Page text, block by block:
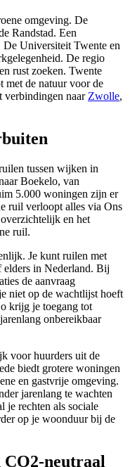
omgeving. De
Randstad. Een
De Universiteit Twente en
De regio
rust zoeken. Twente
met de natuur voor de
verbindingen naar Zwolle,
tussen wijken in
Boekelo, van
5.000 woningen zijn er
ruil verloopt alles via Ons
en het
ruil.
Je kunt ruilen met
in Nederland. Bij
de aanvraag
niet op de wachtlijst hoeft
krijg je toegang tot
onbereikbaar
voor huurders uit de
biedt grotere woningen
en gastvrije omgeving.
jarenlang te wachten
je rechten als sociale
op je woonduur bij de
CO2-neutraal